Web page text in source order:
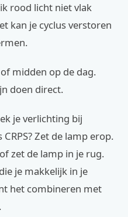
rood licht niet vlak
kan je cyclus verstoren
midden op de dag.
doen direct.
je verlichting bij
Zet de lamp erop.
zet de lamp in je rug.
je makkelijk in je
het combineren met